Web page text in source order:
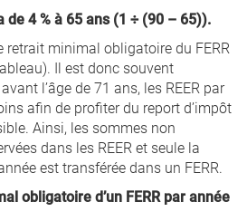
4 % à 65 ans (1 ÷ (90 – 65)).
retrait minimal obligatoire du FERR
Il est donc souvent
l’âge de 71 ans, les REER par
afin de profiter du report d’impôt
Ainsi, les sommes non
dans les REER et seule la
est transférée dans un FERR.
obligatoire d’un FERR par année